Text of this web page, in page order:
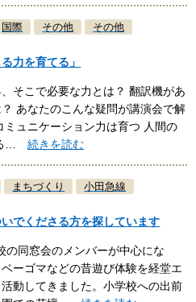
国際 その他 その他
力を育てる」
そこで必要な力とは？ 翻訳機があ
あなたのこんな疑問が講演会で解
ュニケーション力は育つ 人間の
る…続きを読む
まちづくり 小田急線
でくださる方を探しています
の同窓会のメンバーが中心にな
ーゴマなどの昔遊び体験を経堂エ
動してきました。小学校への出前